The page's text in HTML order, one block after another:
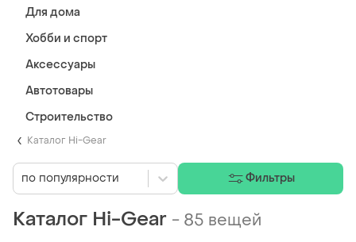
Каталог Hi-Gear
Каталог Hi-Gear - 85 вещей
по популярности Фильтры
Для дома
Хобби и спорт
Аксессуары
Автотовары
Строительство